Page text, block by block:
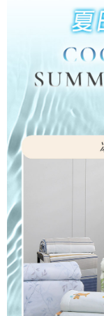
３．未成年的使用者
「AFTEE先享後付」
４．使用「AFTEE先
時審查核予不同之上
請求用戶進行身份認證
５．嚴禁一人註冊多
恩沛科技股份有限公